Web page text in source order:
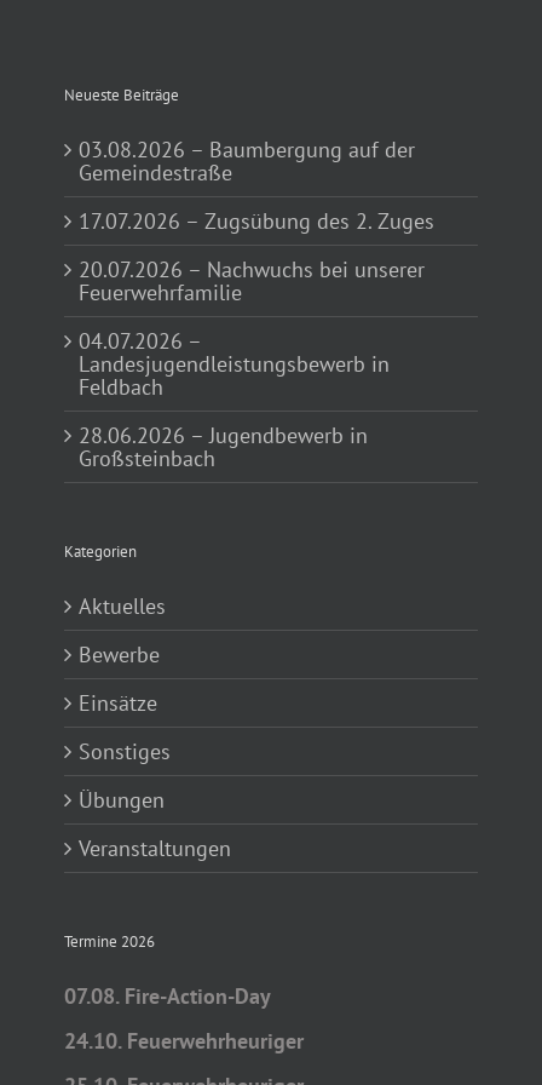
Neueste Beiträge
03.08.2026 – Baumbergung auf der
Gemeindestraße
17.07.2026 – Zugsübung des 2. Zuges
20.07.2026 – Nachwuchs bei unserer
Feuerwehrfamilie
04.07.2026 –
Landesjugendleistungsbewerb in
Feldbach
28.06.2026 – Jugendbewerb in
Großsteinbach
Kategorien
Aktuelles
Bewerbe
Einsätze
Sonstiges
Übungen
Veranstaltungen
Termine 2026
07.08. Fire-Action-Day
24.10. Feuerwehrheuriger